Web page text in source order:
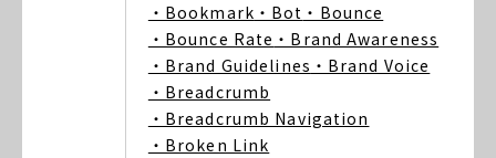
・Bookmark ・Bot ・Bounce
・Bounce Rate ・Brand Awareness
・Brand Guidelines ・Brand Voice
・Breadcrumb
・Breadcrumb Navigation
・Broken Link